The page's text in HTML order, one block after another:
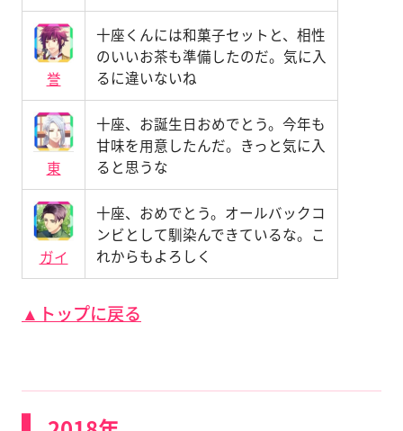
誉
十座くんには和菓子セットと、相性
のいいお茶も準備したのだ。気に入
るに違いないね
東
十座、お誕生日おめでとう。今年も
甘味を用意したんだ。きっと気に入
ると思うな
ガイ
十座、おめでとう。オールバックコ
ンビとして馴染んできているな。こ
れからもよろしく
▲トップに戻る